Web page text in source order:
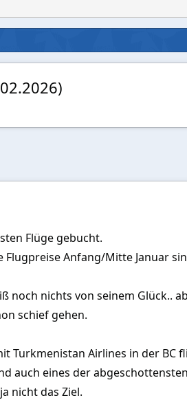
Flüge gebucht.
Anfang/Mitte Januar
noch nichts von seinem Glück..
schief gehen.
Turkmenistan Airlines in der BC
auch eines der
nicht das Ziel.